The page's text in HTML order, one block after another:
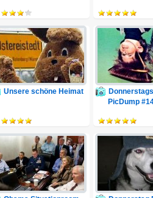
Unsere schöne Heimat
PicDump